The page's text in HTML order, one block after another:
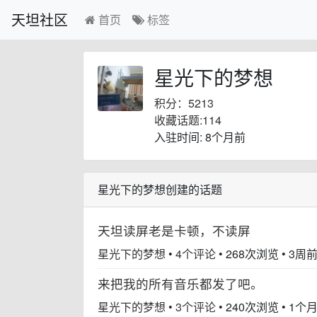
天坦社区 首页 标签
星光下的梦想
积分：5213
收藏话题:114
入驻时间: 8个月前
星光下的梦想创建的话题
天坦读屏老是卡顿，不读屏
星光下的梦想 • 4个评论 • 268次浏览 • 3周前
来把我的所有音乐都发了吧。
星光下的梦想 • 3个评论 • 240次浏览 • 1个